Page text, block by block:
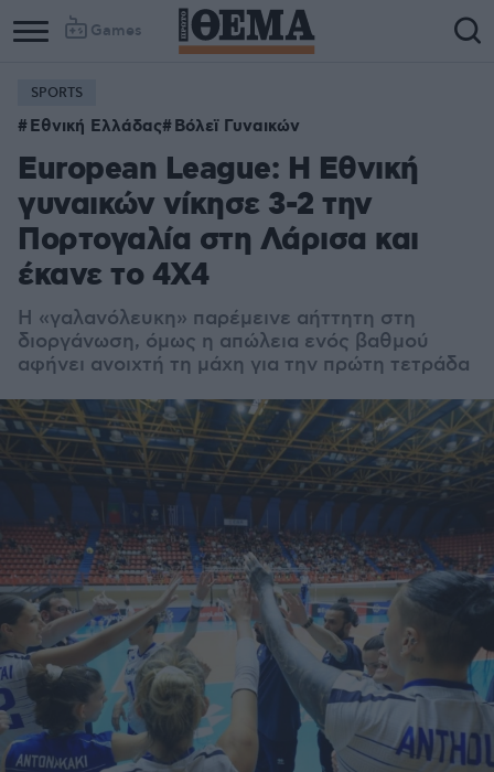
Games
SPORTS
Εθνική Ελλάδας Βόλεϊ Γυναικών
European League: Η Εθνική
γυναικών νίκησε 3-2 την
Πορτογαλία στη Λάρισα και
έκανε το 4Χ4
Η «γαλανόλευκη» παρέμεινε αήττητη στη
διοργάνωση, όμως η απώλεια ενός βαθμού
αφήνει ανοιχτή τη μάχη για την πρώτη τετράδα